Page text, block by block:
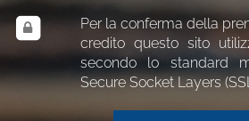
Per la conferma della
credito questo sito
secondo lo standard
Secure Socket Layers